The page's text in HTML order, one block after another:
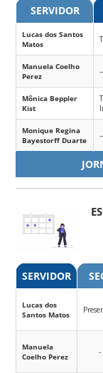
SERVIDOR
Lucas dos Santos
Matos
Manuela Coelho
Perez
Mônica Beppler
Kist
Monique Regina
Bayestorff Duarte
SERVIDOR
Lucas dos
Santos Matos
Manuela
Coelho Perez
-